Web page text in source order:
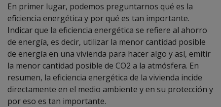
En primer lugar, podemos preguntarnos qué es la
eficiencia energética y por qué es tan importante.
Indicar que la eficiencia energética se refiere al ahorro
de energía, es decir, utilizar la menor cantidad posible
de energía en una vivienda para hacer algo y así, emitir
la menor cantidad posible de CO2 a la atmósfera. En
resumen, la eficiencia energética de la vivienda incide
directamente en el medio ambiente y en su protección y
por eso es tan importante.